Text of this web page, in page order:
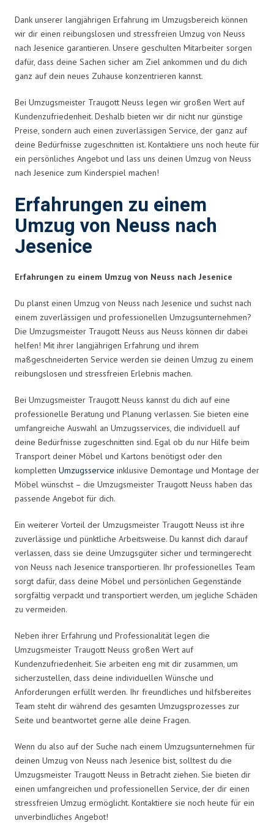
Dank unserer langjährigen Erfahrung im Umzugsbereich können
wir dir einen reibungslosen und stressfreien Umzug von Neuss
nach Jesenice garantieren. Unsere geschulten Mitarbeiter sorgen
dafür, dass deine Sachen sicher am Ziel ankommen und du dich
ganz auf dein neues Zuhause konzentrieren kannst.
Bei Umzugsmeister Traugott Neuss legen wir großen Wert auf
Kundenzufriedenheit. Deshalb bieten wir dir nicht nur günstige
Preise, sondern auch einen zuverlässigen Service, der ganz auf
deine Bedürfnisse zugeschnitten ist. Kontaktiere uns noch heute für
ein persönliches Angebot und lass uns deinen Umzug von Neuss
nach Jesenice zum Kinderspiel machen!
Erfahrungen zu einem
Umzug von Neuss nach
Jesenice
Erfahrungen zu einem Umzug von Neuss nach Jesenice
Du planst einen Umzug von Neuss nach Jesenice und suchst nach
einem zuverlässigen und professionellen Umzugsunternehmen?
Die Umzugsmeister Traugott Neuss aus Neuss können dir dabei
helfen! Mit ihrer langjährigen Erfahrung und ihrem
maßgeschneiderten Service werden sie deinen Umzug zu einem
reibungslosen und stressfreien Erlebnis machen.
Bei Umzugsmeister Traugott Neuss kannst du dich auf eine
professionelle Beratung und Planung verlassen. Sie bieten eine
umfangreiche Auswahl an Umzugsservices, die individuell auf
deine Bedürfnisse zugeschnitten sind. Egal ob du nur Hilfe beim
Transport deiner Möbel und Kartons benötigst oder den
kompletten Umzugsservice inklusive Demontage und Montage der
Möbel wünschst – die Umzugsmeister Traugott Neuss haben das
passende Angebot für dich.
Ein weiterer Vorteil der Umzugsmeister Traugott Neuss ist ihre
zuverlässige und pünktliche Arbeitsweise. Du kannst dich darauf
verlassen, dass sie deine Umzugsgüter sicher und termingerecht
von Neuss nach Jesenice transportieren. Ihr professionelles Team
sorgt dafür, dass deine Möbel und persönlichen Gegenstände
sorgfältig verpackt und transportiert werden, um jegliche Schäden
zu vermeiden.
Neben ihrer Erfahrung und Professionalität legen die
Umzugsmeister Traugott Neuss großen Wert auf
Kundenzufriedenheit. Sie arbeiten eng mit dir zusammen, um
sicherzustellen, dass deine individuellen Wünsche und
Anforderungen erfüllt werden. Ihr freundliches und hilfsbereites
Team steht dir während des gesamten Umzugsprozesses zur
Seite und beantwortet gerne alle deine Fragen.
Wenn du also auf der Suche nach einem Umzugsunternehmen für
deinen Umzug von Neuss nach Jesenice bist, solltest du die
Umzugsmeister Traugott Neuss in Betracht ziehen. Sie bieten dir
einen umfangreichen und professionellen Service, der dir einen
stressfreien Umzug ermöglicht. Kontaktiere sie noch heute für ein
unverbindliches Angebot!